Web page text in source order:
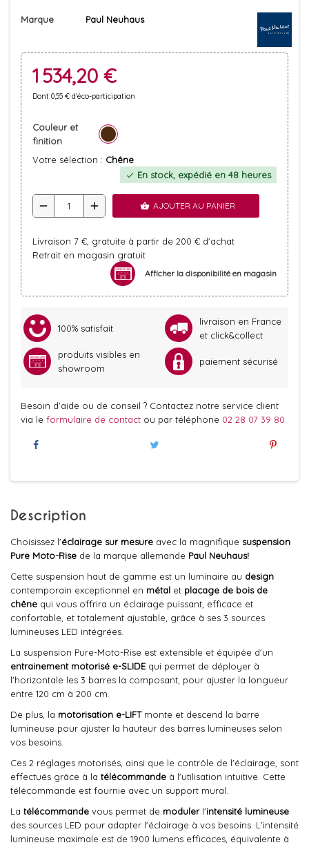
Marque Paul Neuhaus
1 534,20 €
Dont 0,55 € d'éco-participation
Couleur et
finition
Votre sélection : Chêne
check En stock, expédié en 48 heures
remove add shopping_basket AJOUTER AU PANIER
Livraison 7 €, gratuite à partir de 200 € d'achat
Retrait en magasin gratuit
Afficher la disponibilité en magasin
100% satisfait
livraison en France
et click&collect
produits visibles en
showroom
paiement sécurisé
Besoin d'aide ou de conseil ? Contactez notre service client
via le formulaire de contact ou par téléphone 02 28 07 39 80
Description
Choisissez l'éclairage sur mesure avec la magnifique suspension
Pure Moto-Rise de la marque allemande Paul Neuhaus!
Cette suspension haut de gamme est un luminaire au design
contemporain exceptionnel en métal et placage de bois de
chêne qui vous offrira un éclairage puissant, efficace et
confortable, et totalement ajustable, grâce à ses 3 sources
lumineuses LED intégrées.
La suspension Pure-Moto-Rise est extensible et équipée d'un
entrainement motorisé e-SLIDE qui permet de déployer à
l'horizontale les 3 barres la composant, pour ajuster la longueur
entre 120 cm à 200 cm.
De plus, la motorisation e-LIFTmonte et descend la barre
lumineuse pour ajuster la hauteur des barres lumineuses selon
vos besoins.
Ces 2 réglages motorisés, ainsi que le contrôle de l'éclairage, sont
effectués grâce à la télécommande à l'utilisation intuitive. Cette
télécommande est fournie avec un support mural.
La télécommande vous permet de modulerl'intensité lumineuse
des sources LED pour adapter l'éclairage à vos besoins. L'intensité
lumineuse maximale est de 1900 lumens efficaces, équivalente à